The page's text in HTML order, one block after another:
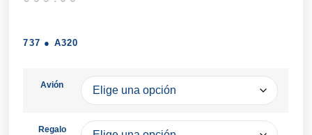
737 ● A320
Avión
Regalo